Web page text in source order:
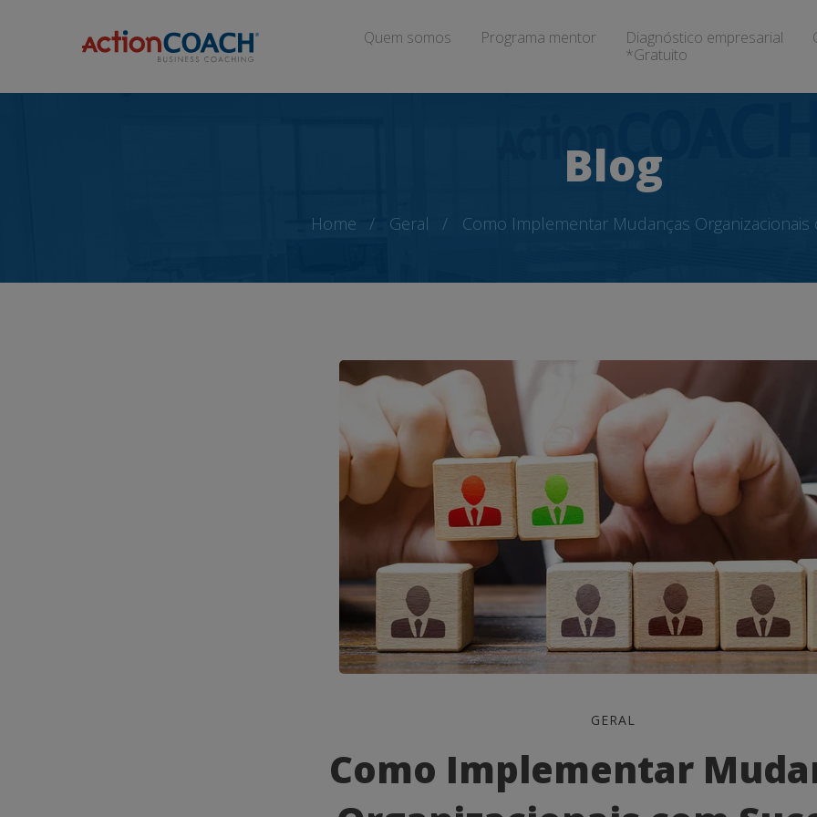
Quem somos Programa mentor
Diagnóstico empresarial
*Gratuito
Blog
Home Geral Como Implementar Mudanças Organizacionais
Implementar
Mudanças
GERAL
Como Implementar